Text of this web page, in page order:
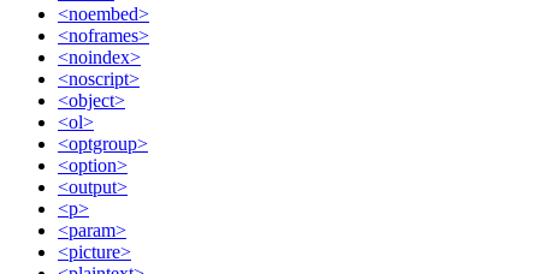
<noembed>
<noframes>
<noindex>
<noscript>
<object>
<ol>
<optgroup>
<option>
<output>
<p>
<param>
<picture>